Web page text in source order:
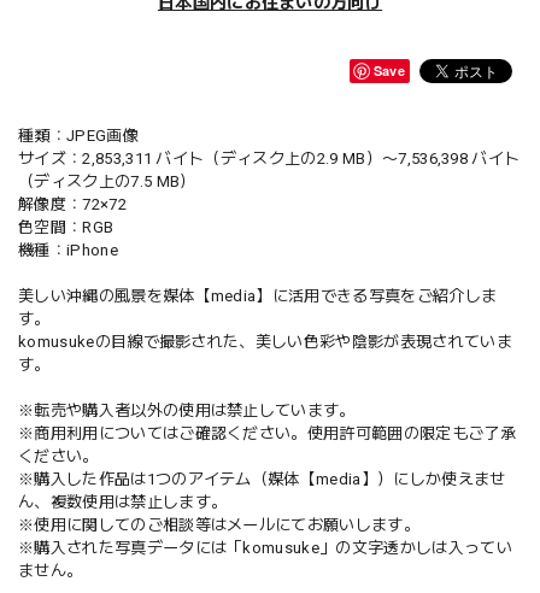
Save
種類：JPEG画像
サイズ：2,853,311 バイト（ディスク上の2.9 MB）〜7,536,398 バイト
（ディスク上の7.5 MB）
解像度：72×72
色空間：RGB
機種：iPhone
美しい沖縄の風景を媒体【media】に活用できる写真をご紹介しま
す。
komusukeの目線で撮影された、美しい色彩や陰影が表現されていま
す。
※転売や購入者以外の使用は禁止しています。
※商用利用についてはご確認ください。使用許可範囲の限定もご了承
ください。
※購入した作品は1つのアイテム（媒体【media】）にしか使えませ
ん、複数使用は禁止します。
※使用に関してのご相談等はメールにてお願いします。
※購入された写真データには「komusuke」の文字透かしは入ってい
ません。